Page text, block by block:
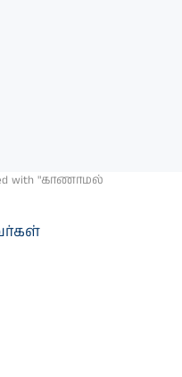
with "காணாமல்